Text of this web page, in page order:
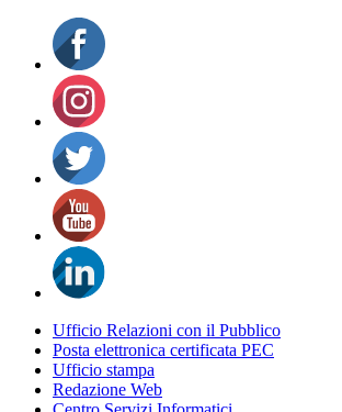
Ufficio Relazioni con il Pubblico
Posta elettronica certificata PEC
Ufficio stampa
Redazione Web